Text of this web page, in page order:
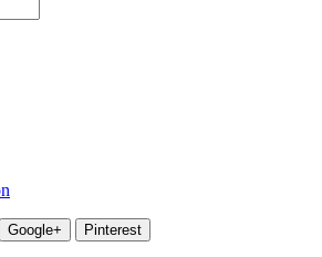
Google+ Pinterest